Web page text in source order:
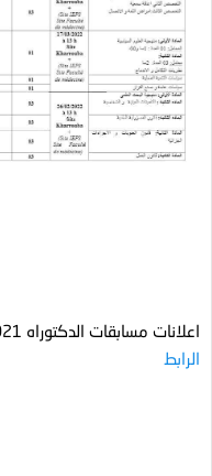
اعلانات مسابقات الدكتوراه 2022/2021 لجميع الجامعات
الرابط